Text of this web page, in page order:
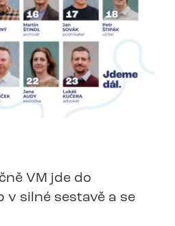
VM jde do
v silné sestavě a se